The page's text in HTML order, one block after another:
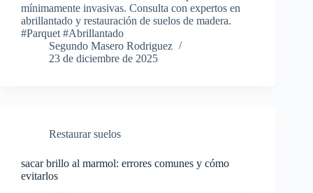
mínimamente invasivas. Consulta con expertos en
abrillantado y restauración de suelos de madera.
#Parquet #Abrillantado
Segundo Masero Rodriguez
23 de diciembre de 2025
Restaurar suelos
sacar brillo al marmol: errores comunes y cómo
evitarlos